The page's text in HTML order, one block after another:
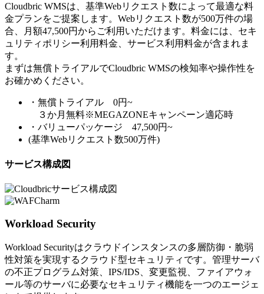
Cloudbric WMSは、基準Webリクエスト数によって最適な料
金プランをご提案します。Webリクエスト数が500万件の場
合、月額47,500円からご利用いただけます。料金には、セキ
ュリティポリシー利用料金、サービス利用料金が含まれま
す。
まずは無償トライアルでCloudbric WMSの検知率や操作性を
お確かめください。
・無償トライアル 0円~
３か月無料※MEGAZONEキャンペーン適応時
・バリューパッケージ 47,500円~
(基準Webリクエスト数500万件)
サービス構成図
Workload Security
Workload Securityはクラウドインスタンスの多層防御・脆弱
性対策を実現するクラウド型セキュリティです。管理サーバ
の不正プログラム対策、IPS/IDS、変更監視、ファイアウォ
ール等のサーバに必要なセキュリティ機能を一つのエージェ